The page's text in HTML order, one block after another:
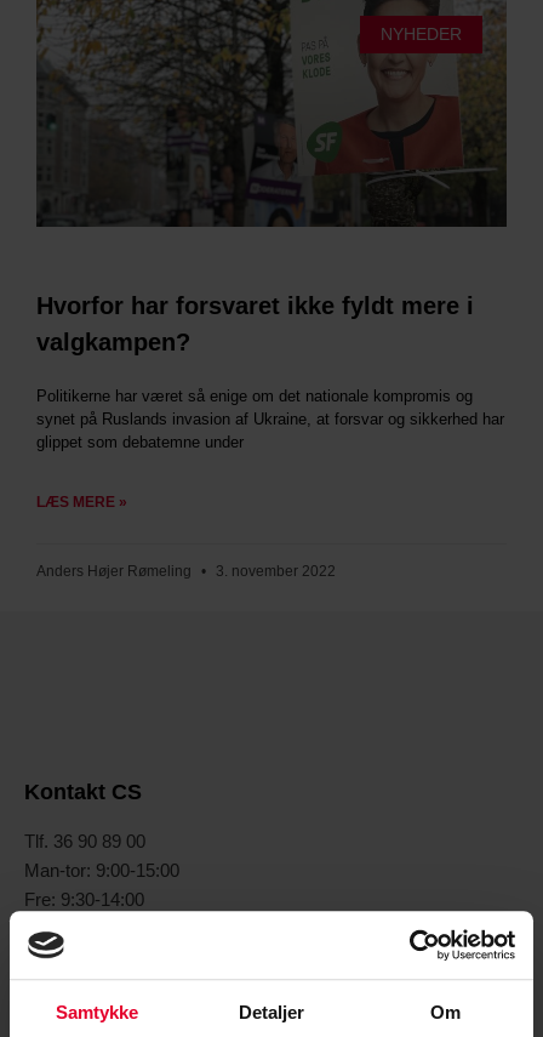
Samtykke Detaljer Om
NYHEDER
Hvorfor har forsvaret ikke fyldt mere i
valgkampen?
Politikerne har været så enige om det nationale kompromis og
synet på Ruslands invasion af Ukraine, at forsvar og sikkerhed har
glippet som debatemne under
LÆS MERE »
Anders Højer Rømeling 3. november 2022
Kontakt CS
Tlf. 36 90 89 00
Man-tor: 9:00-15:00
Fre: 9:30-14:00
Mail: